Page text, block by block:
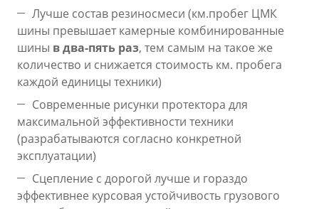
Лучше состав резиносмеси (км.пробег ЦМК
шины превышает камерные комбинированные
шины вдва-пять раз, тем самым на такое же
количество и снижается стоимость км. пробега
каждой единицы техники)
Современные рисунки протектора для
максимальной эффективности техники
(разрабатываются согласно конкретной
эксплуатации)
Сцепление с дорогой лучше и гораздо
эффективнее курсовая устойчивость грузового